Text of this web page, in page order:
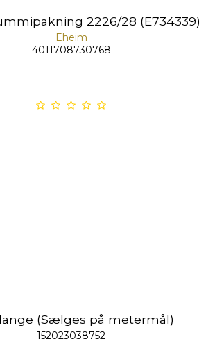
2226/28 (E734339)
Eheim
4011708730768
(Sælges på metermål)
152023038752